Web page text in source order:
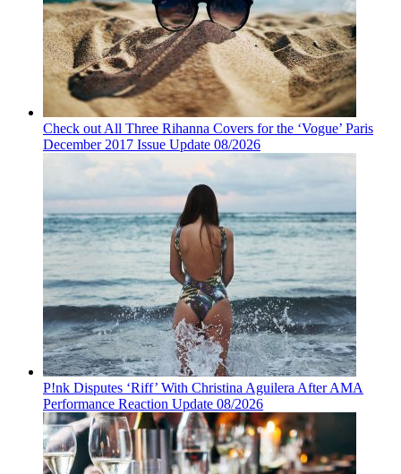
Check out All Three Rihanna Covers for the ‘Vogue’ Paris
December 2017 Issue Update 08/2026
P!nk Disputes ‘Riff’ With Christina Aguilera After AMA
Performance Reaction Update 08/2026